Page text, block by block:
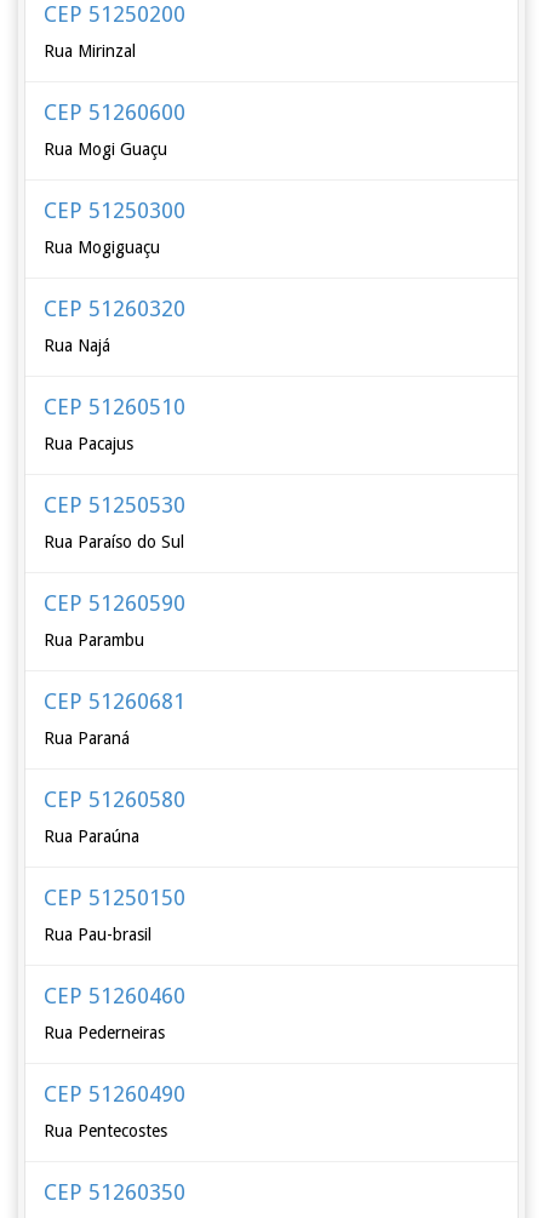
CEP 51250200
Rua Mirinzal
CEP 51260600
Rua Mogi Guaçu
CEP 51250300
Rua Mogiguaçu
CEP 51260320
Rua Najá
CEP 51260510
Rua Pacajus
CEP 51250530
Rua Paraíso do Sul
CEP 51260590
Rua Parambu
CEP 51260681
Rua Paraná
CEP 51260580
Rua Paraúna
CEP 51250150
Rua Pau-brasil
CEP 51260460
Rua Pederneiras
CEP 51260490
Rua Pentecostes
CEP 51260350